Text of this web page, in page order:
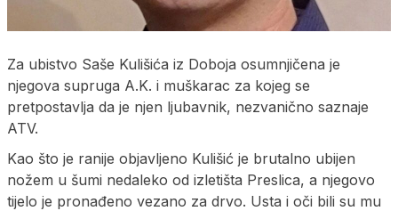
Za ubistvo Saše Kulišića iz Doboja osumnjičena je
njegova supruga A.K. i muškarac za kojeg se
pretpostavlja da je njen ljubavnik, nezvanično saznaje
ATV.
Kao što je ranije objavljeno Kulišić je brutalno ubijen
nožem u šumi nedaleko od izletišta Preslica, a njegovo
tijelo je pronađeno vezano za drvo. Usta i oči bili su mu